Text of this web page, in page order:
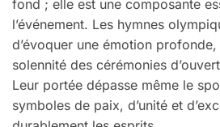
fond ; elle est une composante
l’événement. Les hymnes
d’évoquer une émotion
solennité des cérémonies
Leur portée dépasse même le
symboles de paix, d’unité et